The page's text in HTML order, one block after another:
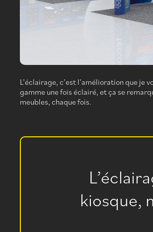
L’éclairage, c’est l’amélioration que je
gamme une fois éclairé, et ça se
meubles, chaque fois.
kiosque,